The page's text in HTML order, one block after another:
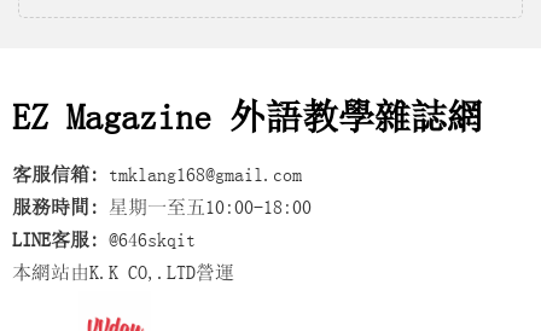
EZ Magazine 外語教學雜誌網
客服信箱: tmklang168@gmail.com
服務時間: 星期一至五10:00-18:00
LINE客服: @646skqit
本網站由K.K CO,.LTD營運